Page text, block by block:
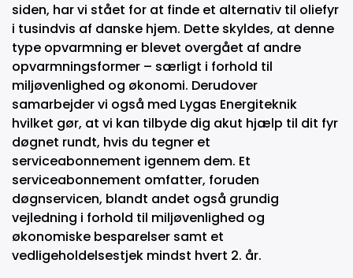
siden, har vi stået for at finde et alternativ til oliefyr
i tusindvis af danske hjem. Dette skyldes, at denne
type opvarmning er blevet overgået af andre
opvarmningsformer – særligt i forhold til
miljøvenlighed og økonomi. Derudover
samarbejder vi også med Lygas Energiteknik
hvilket gør, at vi kan tilbyde dig akut hjælp til dit fyr
døgnet rundt, hvis du tegner et
serviceabonnement igennem dem. Et
serviceabonnement omfatter, foruden
døgnservicen, blandt andet også grundig
vejledning i forhold til miljøvenlighed og
økonomiske besparelser samt et
vedligeholdelsestjek mindst hvert 2. år.